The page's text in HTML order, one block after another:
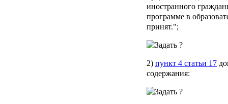
иностранного
программе в
принят.";
2) пункт 4 статьи 17
содержания: